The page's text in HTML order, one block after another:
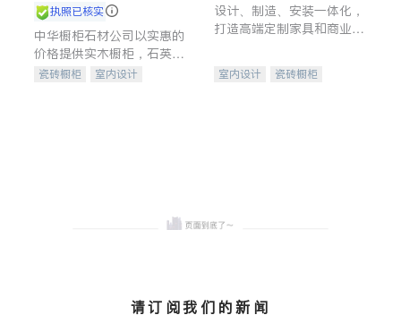
执照已核实
中华橱柜石材公司以实惠的
价格提供实木橱柜，石英石
台面，多种优质不锈钢水
瓷砖橱柜
室内设计
设计、制造、安装一体化，
打造高端定制家具和商业空
室内设计
瓷砖橱柜
请订阅我们的新闻